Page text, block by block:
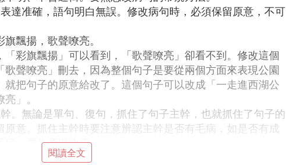
達准確，語句明白無誤。修改病句時，必須保留原意，不可
飄揚，歌聲嘹亮。
彩旗飄揚」可以看到，「歌聲嘹亮」卻看不到。修改這個
聲嘹亮」刪去，因為整個句子是要從兩個方面來表現公園
把句子的原意給改了。這個句子可以改成「一走進西湖公
」。
。無論是單句、復句，抓住了句子主幹，也就抓住了句子的
意。抓住主幹時要注意辨認主幹是否有毛病，如是否有成
，要先予以改正。
變質。上級領導為了嚴肅法紀，決定給他行政記過處分，並
閱讀全文